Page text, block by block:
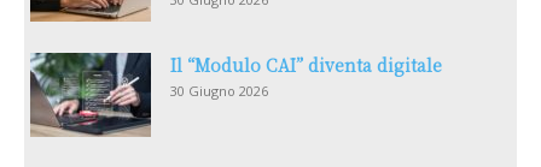
Il “Modulo CAI” diventa digitale
30 Giugno 2026